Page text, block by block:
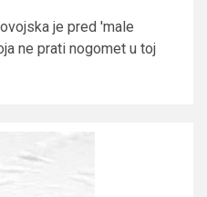
je pred 'male
ne prati nogomet u toj